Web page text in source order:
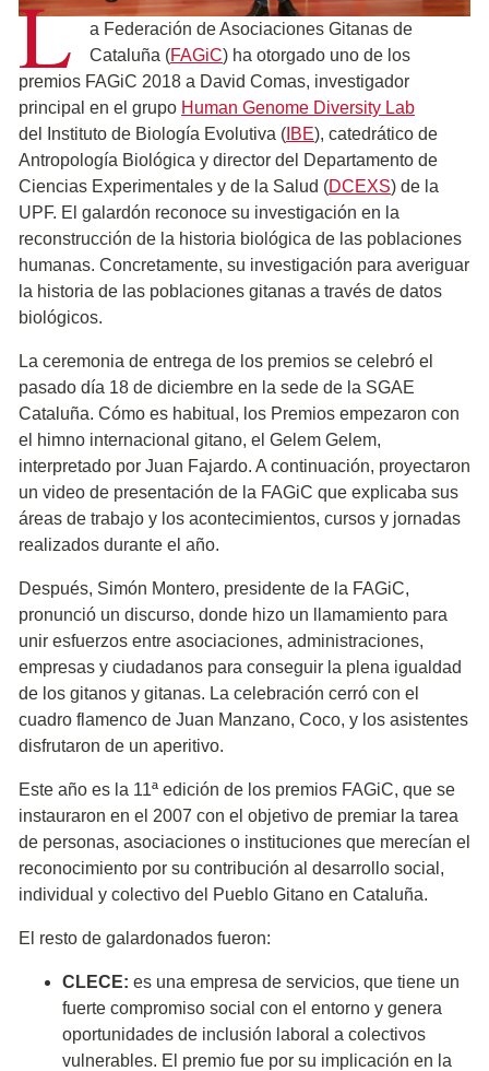
L
a Federación de Asociaciones Gitanas de
Cataluña (FAGiC) ha otorgado uno de los
premios FAGiC 2018 a David Comas, investigador
principal en el grupo Human Genome Diversity Lab
del
Instituto de Biología Evolutiva ( IBE), catedrático de
Antropología Biológica y director del Departamento de
Ciencias Experimentales y de la Salud (DCEXS) de la
UPF. El galardón reconoce su investigación en la
reconstrucción de la historia biológica de las poblaciones
humanas. Concretamente, su investigación para averiguar
la historia de las poblaciones gitanas a través de datos
biológicos.
La ceremonia de entrega de los premios se celebró el
pasado día 18 de diciembre en la sede de la SGAE
Cataluña. Cómo es habitual, los Premios empezaron con
el himno internacional gitano, el Gelem Gelem,
interpretado por Juan Fajardo. A continuación, proyectaron
un video de presentación de la FAGiC que explicaba sus
áreas de trabajo y los acontecimientos, cursos y jornadas
realizados durante el año.
Después, Simón Montero, presidente de la FAGiC,
pronunció un discurso, donde hizo un llamamiento para
unir esfuerzos entre asociaciones, administraciones,
empresas y ciudadanos para conseguir la plena igualdad
de los gitanos y gitanas. La celebración cerró con el
cuadro flamenco de Juan Manzano, Coco, y los asistentes
disfrutaron de un aperitivo.
Este año es la 11ª edición de los premios FAGiC, que se
instauraron en el 2007 con el objetivo de premiar la tarea
de personas, asociaciones o instituciones que merecían el
reconocimiento por su contribución al desarrollo social,
individual y colectivo del Pueblo Gitano en Cataluña.
El resto de galardonados fueron:
CLECE: es una empresa de servicios, que tiene un
fuerte compromiso social con el entorno y genera
oportunidades de inclusión laboral a colectivos
vulnerables. El premio fue por su implicación en la